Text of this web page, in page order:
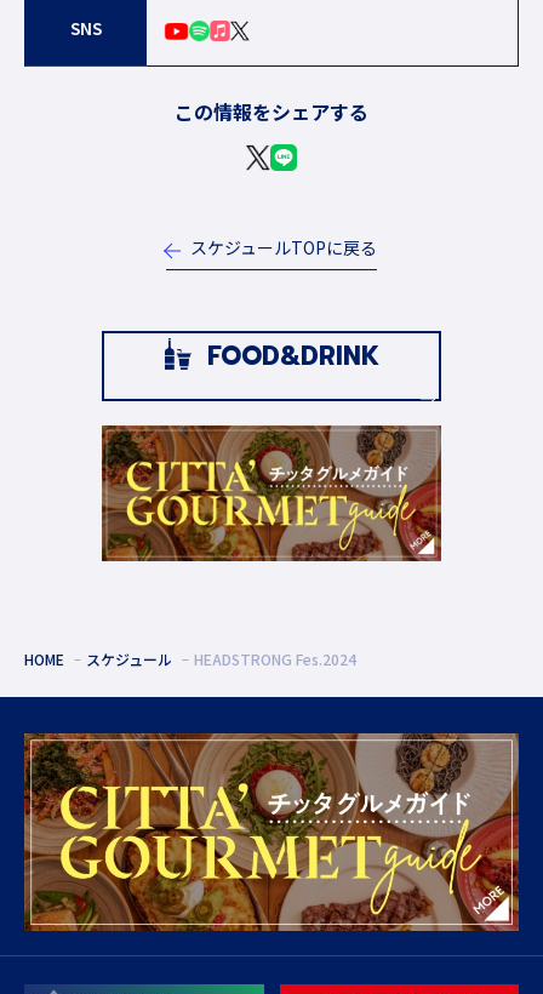
SNS
この情報をシェアする
スケジュールTOPに戻る
FOOD&DRINK
HOME スケジュール HEADSTRONG Fes.2024